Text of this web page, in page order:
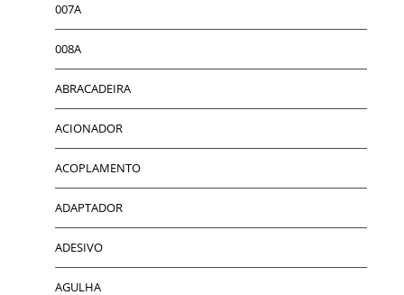
007A
008A
ABRACADEIRA
ACIONADOR
ACOPLAMENTO
ADAPTADOR
ADESIVO
AGULHA